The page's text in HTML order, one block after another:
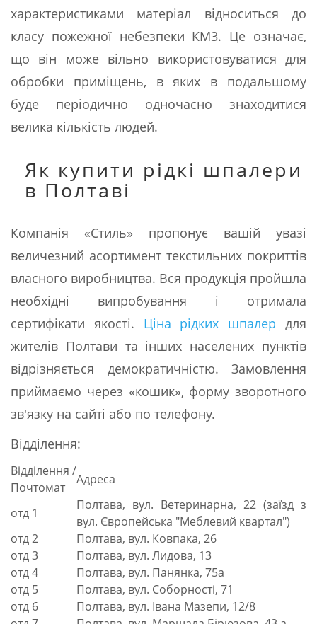
характеристиками матеріал відноситься до
класу пожежної небезпеки КМ3. Це означає,
що він може вільно використовуватися для
обробки приміщень, в яких в подальшому
буде періодично одночасно знаходитися
велика кількість людей.
Як купити рідкі шпалери
в Полтаві
Компанія «Стиль» пропонує вашій увазі
величезний асортимент текстильних покриттів
власного виробництва. Вся продукція пройшла
необхідні випробування і отримала
сертифікати якості. Ціна рідких шпалер для
жителів Полтави та інших населених пунктів
відрізняється демократичністю. Замовлення
приймаємо через «кошик», форму зворотного
зв'язку на сайті або по телефону.
Відділення:
Відділення /
Почтомат
Адреса
отд 1
Полтава, вул. Ветеринарна, 22 (заїзд з
вул. Європейська "Меблевий квартал")
отд 2
Полтава, вул. Ковпака, 26
отд 3
Полтава, вул. Лидова, 13
отд 4
Полтава, вул. Панянка, 75а
отд 5
Полтава, вул. Соборності, 71
отд 6
Полтава, вул. Івана Мазепи, 12/8